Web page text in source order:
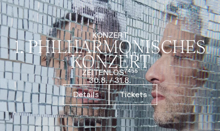
KONZERT
1. PHILHARMO­NISCHES
KONZERT
ZEITENLOS⁷⁴⁵⁵
30.8. / 31.8.
Details
Tickets